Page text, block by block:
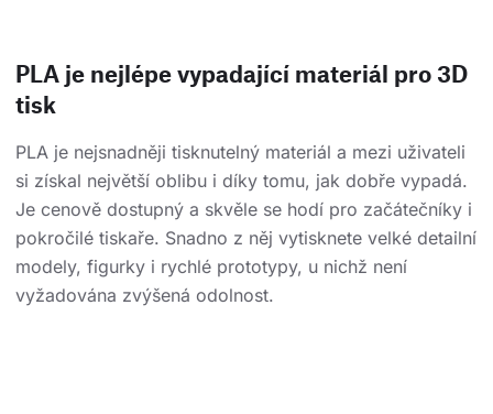
PLA je nejlépe vypadající materiál pro 3D
tisk
PLA je nejsnadněji tisknutelný materiál a mezi uživateli
si získal největší oblibu i díky tomu, jak dobře vypadá.
Je cenově dostupný a skvěle se hodí pro začátečníky i
pokročilé tiskaře. Snadno z něj vytisknete velké detailní
modely, figurky i rychlé prototypy, u nichž není
vyžadována zvýšená odolnost.